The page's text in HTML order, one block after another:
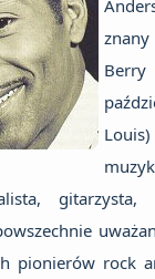
gitarzysta,
pionierów rock